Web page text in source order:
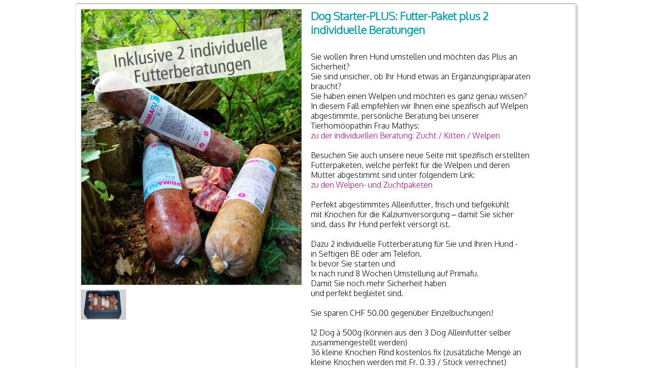
Dog Starter-PLUS: Futter-Paket plus 2
individuelle Beratungen
Sie wollen Ihren Hund umstellen und möchten das Plus an
Sicherheit?
Sie sind unsicher, ob Ihr Hund etwas an Ergänzungspräparaten
braucht?
Sie haben einen Welpen und möchten es ganz genau wissen?
In diesem Fall empfehlen wir Ihnen eine spezifisch auf Welpen
abgestimmte, persönliche Beratung bei unserer
Tierhomöopathin Frau Mathys:
zu der individuellen Beratung: Zucht / Kitten / Welpen
Besuchen Sie auch unsere neue Seite mit spezifisch erstellten
Futterpaketen, welche perfekt für die Welpen und deren
Mütter abgestimmt sind unter folgendem Link:
zu den Welpen- und Zuchtpaketen
Perfekt abgestimmtes Alleinfutter, frisch und tiefgekühlt
mit Knochen für die Kalziumversorgung – damit Sie sicher
sind, dass Ihr Hund perfekt versorgt ist.
Dazu 2 individuelle Futterberatung für Sie und Ihren Hund -
in Seftigen BE oder am Telefon.
1x bevor Sie starten und
1x nach rund 8 Wochen Umstellung auf Primafu.
Damit Sie noch mehr Sicherheit haben
und perfekt begleitet sind.
Sie sparen CHF 50.00 gegenüber Einzelbuchungen!
12 Dog à 500g (können aus den 3 Dog Alleinfutter selber
zusammengestellt werden)
36 kleine Knochen Rind kostenlos fix (zusätzliche Menge an
kleine Knochen werden mit Fr. 0.33 / Stück verrechnet)